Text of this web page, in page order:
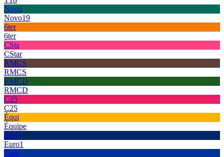
Novo
Novo19
6ter
6ter
CSta
CStar
RMCS
RMCS
RMCD
RMCD
C25
C25
Équi
Équipe
Euro
Euro1
Euro